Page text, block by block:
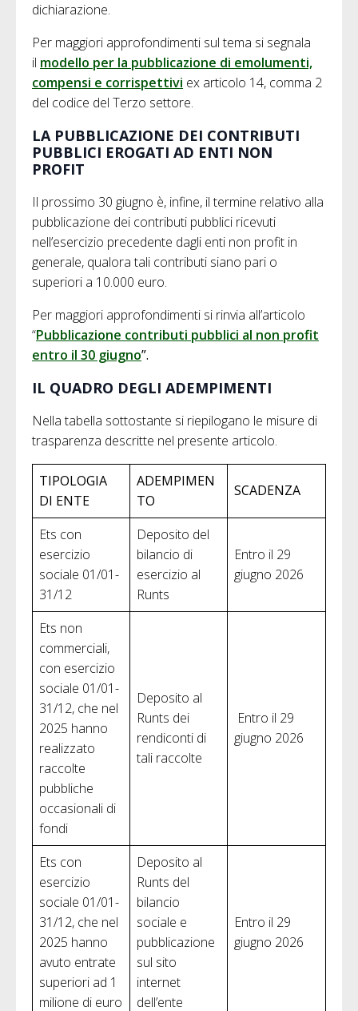
dichiarazione.
Per maggiori approfondimenti sul tema si segnala
il modello per la pubblicazione di emolumenti,
compensi e corrispettivi ex articolo 14, comma 2
del codice del Terzo settore.
LA PUBBLICAZIONE DEI CONTRIBUTI
PUBBLICI EROGATI AD ENTI NON
PROFIT
Il prossimo 30 giugno è, infine, il termine relativo alla
pubblicazione dei contributi pubblici ricevuti
nell’esercizio precedente dagli enti non profit in
generale, qualora tali contributi siano pari o
superiori a 10.000 euro.
Per maggiori approfondimenti si rinvia all’articolo
“Pubblicazione contributi pubblici al non profit
entro il 30 giugno”.
IL QUADRO DEGLI ADEMPIMENTI
Nella tabella sottostante si riepilogano le misure di
trasparenza descritte nel presente articolo.
TIPOLOGIA
DI ENTE
ADEMPIMEN
TO
SCADENZA
Ets con
esercizio
sociale 01/01-
31/12
Deposito del
bilancio di
esercizio al
Runts
Entro il 29
giugno 2026
Ets non
commerciali,
con esercizio
sociale 01/01-
31/12, che nel
2025 hanno
realizzato
raccolte
pubbliche
occasionali di
fondi
Deposito al
Runts dei
rendiconti di
tali raccolte
Entro il 29
giugno 2026
Ets con
esercizio
sociale 01/01-
31/12, che nel
2025 hanno
avuto entrate
superiori ad 1
milione di euro
Deposito al
Runts del
bilancio
sociale e
pubblicazione
sul sito
internet
dell’ente
Entro il 29
giugno 2026